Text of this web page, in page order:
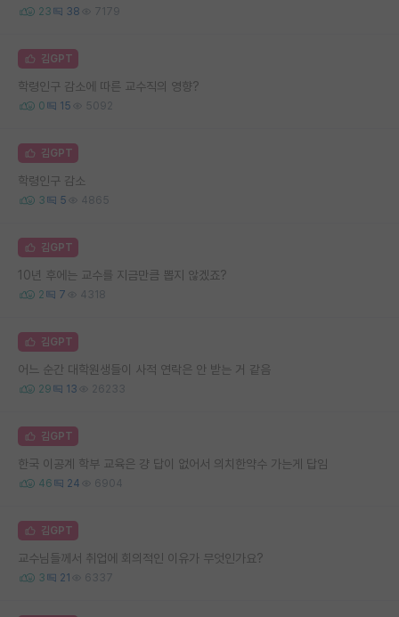
23 38 7179
김GPT
학령인구 감소에 따른 교수직의 영향?
0 15 5092
김GPT
학령인구 감소
3 5 4865
김GPT
10년 후에는 교수를 지금만큼 뽑지 않겠죠?
2 7 4318
김GPT
어느 순간 대학원생들이 사적 연락은 안 받는 거 같음
29 13 26233
김GPT
한국 이공계 학부 교육은 걍 답이 없어서 의치한약수 가는게 답임
46 24 6904
김GPT
교수님들께서 취업에 회의적인 이유가 무엇인가요?
3 21 6337